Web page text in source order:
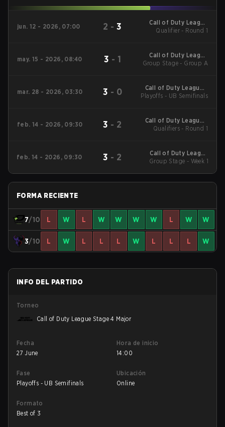
jun. 12 - 2026, 07:00 2 -3
Call of Duty League
Stage 4 Major
Qualifier - Round 1
may. 15 - 2026, 08:40 3 - 1
Call of Duty League
Major 3
Group Stage - Group A
mar. 28 - 2026, 03:30 3 - 0
Call of Duty League -
Call of Duty League
Playoffs - UB Semifinals
feb. 14 - 2026, 09:30 3 - 2
Call of Duty League -
Call of Duty League
Qualifiers - Round 1
feb. 14 - 2026, 09:30 3 - 2
Call of Duty League
2026 Regular Season
Group Stage - Week 1
FORMA RECIENTE
7/10 L W L W W W W L W W
3/10 L W L L L W L L L W
INFO DEL PARTIDO
Torneo
Call of Duty League Stage 4 Major
Fecha
27 June
Hora de inicio
14:00
Fase
Playoffs - UB Semifinals
Ubicación
Online
Formato
Best of 3